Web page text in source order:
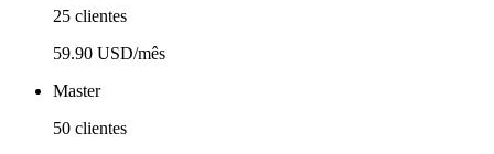
25 clientes
59.90 USD/mês
Master
50 clientes